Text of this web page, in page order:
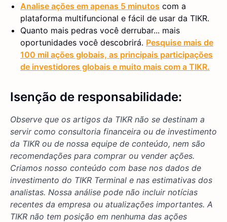
Analise ações em apenas 5 minutos com a
plataforma multifuncional e fácil de usar da TIKR.
Quanto mais pedras você derrubar... mais
oportunidades você descobrirá. Pesquise mais de
100 mil ações globais, as principais participações
de investidores globais e muito mais com a TIKR.
Isenção de responsabilidade:
Observe que os artigos da TIKR não se destinam a
servir como consultoria financeira ou de investimento
da TIKR ou de nossa equipe de conteúdo, nem são
recomendações para comprar ou vender ações.
Criamos nosso conteúdo com base nos dados de
investimento do TIKR Terminal e nas estimativas dos
analistas. Nossa análise pode não incluir notícias
recentes da empresa ou atualizações importantes. A
TIKR não tem posição em nenhuma das ações